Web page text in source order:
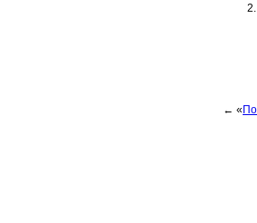
← «